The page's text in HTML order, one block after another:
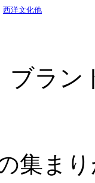
西洋文化他
ブラン
集ま